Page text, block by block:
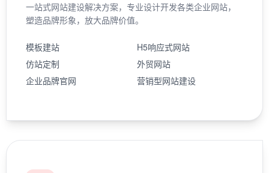
一站式网站建设解决方案，专业设计开发各类企业网站，
塑造品牌形象，放大品牌价值。
模板建站
H5响应式网站
仿站定制
外贸网站
企业品牌官网
营销型网站建设